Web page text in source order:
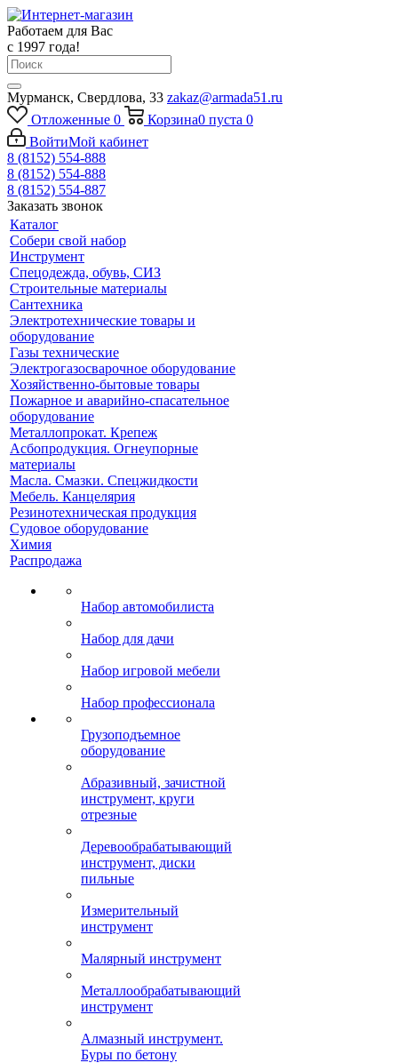
Работаем для Вас
с 1997 года!
Мурманск, Свердлова, 33 zakaz@armada51.ru
Отложенные 0 Корзина0 пуста 0
ВойтиМой кабинет
8 (8152) 554-888
8 (8152) 554-888
8 (8152) 554-887
Заказать звонок
Каталог
Собери свой набор
Инструмент
Спецодежда, обувь, СИЗ
Строительные материалы
Сантехника
Электротехнические товары и
оборудование
Газы технические
Электрогазосварочное оборудование
Хозяйственно-бытовые товары
Пожарное и аварийно-спасательное
оборудование
Металлопрокат. Крепеж
Асбопродукция. Огнеупорные
материалы
Масла. Смазки. Спецжидкости
Мебель. Канцелярия
Резинотехническая продукция
Судовое оборудование
Химия
Распродажа
Набор автомобилиста
Набор для дачи
Набор игровой мебели
Набор профессионала
Грузоподъемное
оборудование
Абразивный, зачистной
инструмент, круги
отрезные
Деревообрабатывающий
инструмент, диски
пильные
Измерительный
инструмент
Малярный инструмент
Металлообрабатывающий
инструмент
Алмазный инструмент.
Буры по бетону